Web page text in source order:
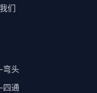
们
弯头
四通